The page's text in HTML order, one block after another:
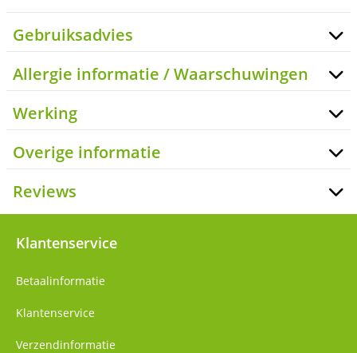
Gebruiksadvies
Allergie informatie / Waarschuwingen
Werking
Overige informatie
Reviews
Klantenservice
Betaalinformatie
Klantenservice
Verzendinformatie